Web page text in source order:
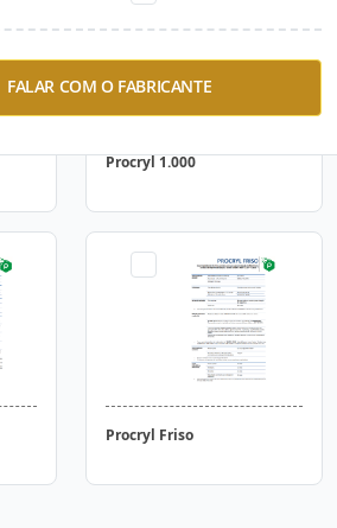
FALAR COM O FABRICANTE
Procryl 1.000
Procryl Friso